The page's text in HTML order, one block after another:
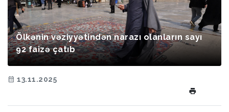
Ölkənin vəziyyətindən narazı olanların sayı
92 faizə çatıb
13.11.2025